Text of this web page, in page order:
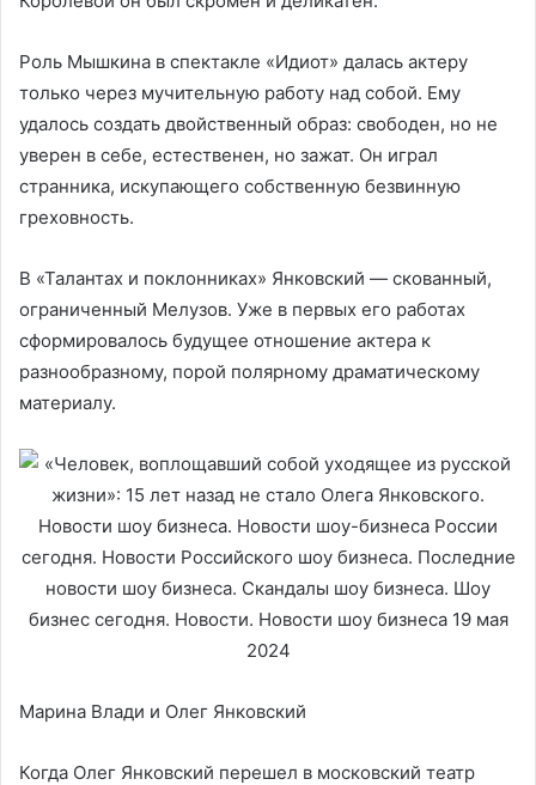
Роль Мышкина в спектакле «Идиот» далась актеру
только через мучительную работу над собой. Ему
удалось создать двойственный образ: свободен, но не
уверен в себе, естественен, но зажат. Он играл
странника, искупающего собственную безвинную
греховность.
В «Талантах и поклонниках» Янковский — скованный,
ограниченный Мелузов. Уже в первых его работах
сформировалось будущее отношение актера к
разнообразному, порой полярному драматическому
материалу.
Марина Влади и Олег Янковский
Когда Олег Янковский перешел в московский театр